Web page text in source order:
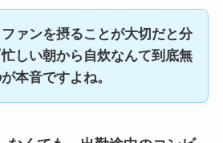
ファンを摂ることが大切だと分
しい朝から自炊なんて到底無
本音ですよね。